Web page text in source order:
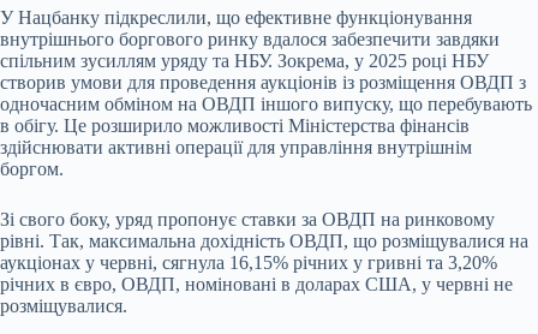
У Нацбанку підкреслили, що ефективне функціонування
внутрішнього боргового ринку вдалося забезпечити завдяки
спільним зусиллям уряду та НБУ. Зокрема, у 2025 році НБУ
створив умови для проведення аукціонів із розміщення ОВДП з
одночасним обміном на ОВДП іншого випуску, що перебувають
в обігу. Це розширило можливості Міністерства фінансів
здійснювати активні операції для управління внутрішнім
боргом.
Зі свого боку, уряд пропонує ставки за ОВДП на ринковому
рівні. Так, максимальна дохідність ОВДП, що розміщувалися на
аукціонах у червні, сягнула 16,15% річних у гривні та 3,20%
річних в євро, ОВДП, номіновані в доларах США, у червні не
розміщувалися.